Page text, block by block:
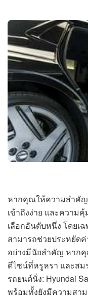
หากคุณให้ความสำคัญ
เข้าถึงง่าย และความ
เลือกอันดับหนึ่ง โดยเ
สามารถช่วยประหยัดค่
อย่างมีนัยสำคัญ หาก
ดีไซน์ที่หรูหรา และส
รถยนต์นั่ง: Hyundai
พร้อมทั้งยังมีความสา